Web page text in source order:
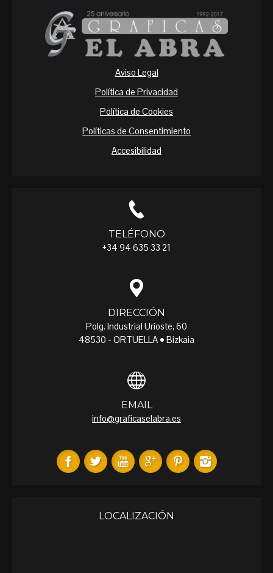
Aviso Legal
Política de Privacidad
Política de Cookies
Políticas de Consentimiento
Accesibilidad
TELÉFONO
+34 94 635 33 21
DIRECCIÓN
Polg. Industrial Urioste, 60
48530 - ORTUELLA • Bizkaia
EMAIL
info@graficaselabra.es
LOCALIZACIÓN